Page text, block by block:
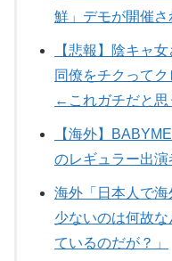
鮮」デモが開催さ
【悲報】陰キャ
同僚をチクって
←これガチだと思
【海外】
のレギュラー出
海外「日本人で
少ないのは何故
ているのだが？」